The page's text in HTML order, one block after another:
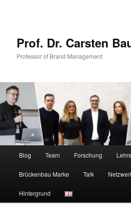
Prof. Dr. Carsten
Professor of Brand Management
Blog Team Forschung Lehre
Brückenbau Marke Talk
Hintergrund